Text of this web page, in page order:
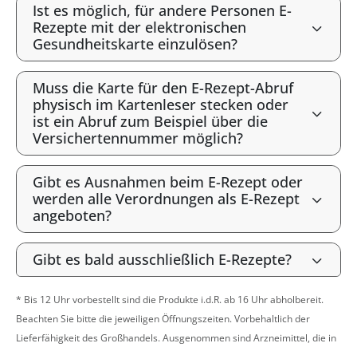
Ist es möglich, für andere Personen E-
Rezepte mit der elektronischen
Gesundheitskarte einzulösen?
Muss die Karte für den E-Rezept-Abruf
physisch im Kartenleser stecken oder
ist ein Abruf zum Beispiel über die
Versichertennummer möglich?
Gibt es Ausnahmen beim E-Rezept oder
werden alle Verordnungen als E-Rezept
angeboten?
Gibt es bald ausschließlich E-Rezepte?
* Bis 12 Uhr vorbestellt sind die Produkte i.d.R. ab 16 Uhr abholbereit.
Beachten Sie bitte die jeweiligen Öffnungszeiten. Vorbehaltlich der
Lieferfähigkeit des Großhandels. Ausgenommen sind Arzneimittel, die in